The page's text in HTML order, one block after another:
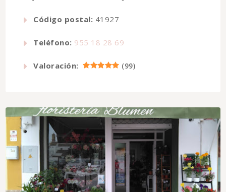
Código postal: 41927
Teléfono: 955 18 28 69
Valoración: (99)